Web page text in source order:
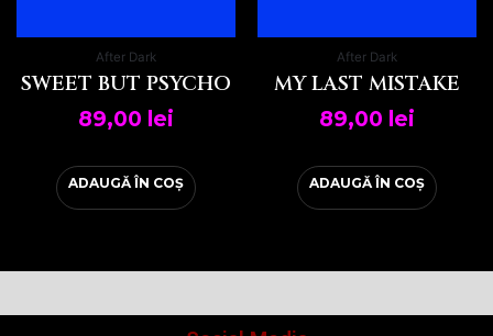
After Dark
SWEET BUT PSYCHO
89,00 lei
ADAUGĂ ÎN COȘ
After Dark
MY LAST MISTAKE
89,00 lei
ADAUGĂ ÎN COȘ